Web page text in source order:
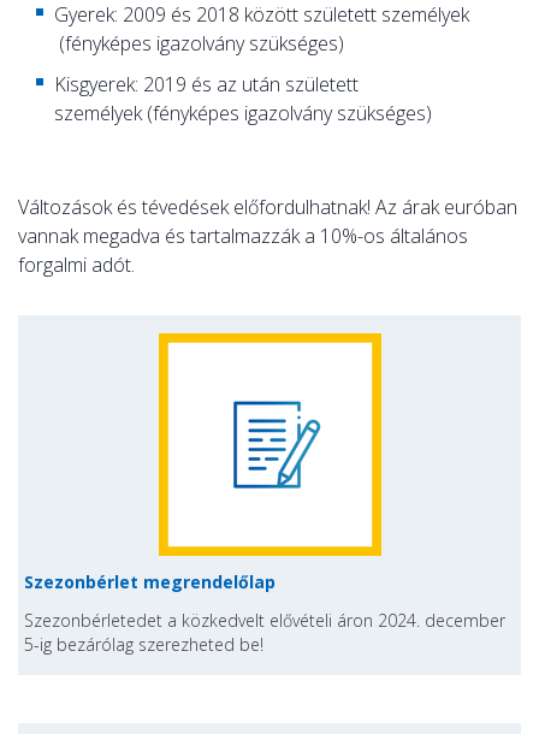
Gyerek: 2009 és 2018 között született személyek
(fényképes igazolvány szükséges)
Kisgyerek: 2019 és az után született
személyek (fényképes igazolvány szükséges)
Változások és tévedések előfordulhatnak! Az árak euróban
vannak megadva és tartalmazzák a 10%-os általános
forgalmi adót.
Szezonbérlet megrendelőlap
Szezonbérletedet a közkedvelt elővételi áron 2024. december
5-ig bezárólag szerezheted be!